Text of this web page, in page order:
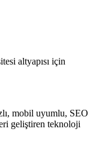
altyapısı için
mobil uyumlu, SEO
geliştiren teknoloji